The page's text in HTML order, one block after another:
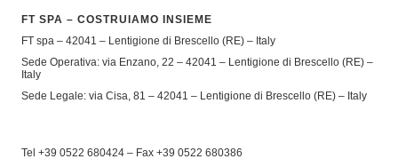
FT SPA – COSTRUIAMO INSIEME
FT spa – 42041 – Lentigione di Brescello (RE) – Italy
Sede Operativa: via Enzano, 22 – 42041 – Lentigione di Brescello (RE) –
Italy
Sede Legale: via Cisa, 81 – 42041 – Lentigione di Brescello (RE) – Italy
Tel +39 0522 680424 – Fax +39 0522 680386